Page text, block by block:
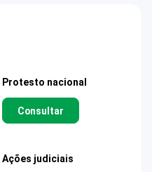
Protesto nacional
Consultar
Ações judiciais